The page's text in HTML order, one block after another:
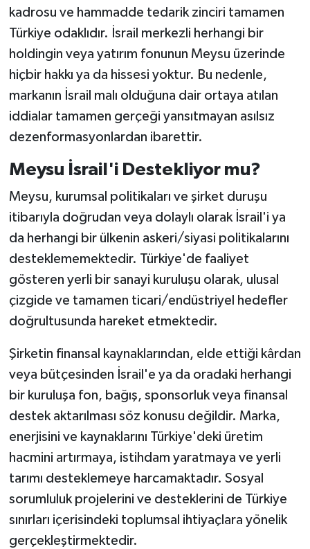
kadrosu ve hammadde tedarik zinciri tamamen
Türkiye odaklıdır. İsrail merkezli herhangi bir
holdingin veya yatırım fonunun Meysu üzerinde
hiçbir hakkı ya da hissesi yoktur. Bu nedenle,
markanın İsrail malı olduğuna dair ortaya atılan
iddialar tamamen gerçeği yansıtmayan asılsız
dezenformasyonlardan ibarettir.
Meysu İsrail'i Destekliyor mu?
Meysu, kurumsal politikaları ve şirket duruşu
itibarıyla doğrudan veya dolaylı olarak İsrail'i ya
da herhangi bir ülkenin askeri/siyasi politikalarını
desteklememektedir. Türkiye'de faaliyet
gösteren yerli bir sanayi kuruluşu olarak, ulusal
çizgide ve tamamen ticari/endüstriyel hedefler
doğrultusunda hareket etmektedir.
Şirketin finansal kaynaklarından, elde ettiği kârdan
veya bütçesinden İsrail'e ya da oradaki herhangi
bir kuruluşa fon, bağış, sponsorluk veya finansal
destek aktarılması söz konusu değildir. Marka,
enerjisini ve kaynaklarını Türkiye'deki üretim
hacmini artırmaya, istihdam yaratmaya ve yerli
tarımı desteklemeye harcamaktadır. Sosyal
sorumluluk projelerini ve desteklerini de Türkiye
sınırları içerisindeki toplumsal ihtiyaçlara yönelik
gerçekleştirmektedir.